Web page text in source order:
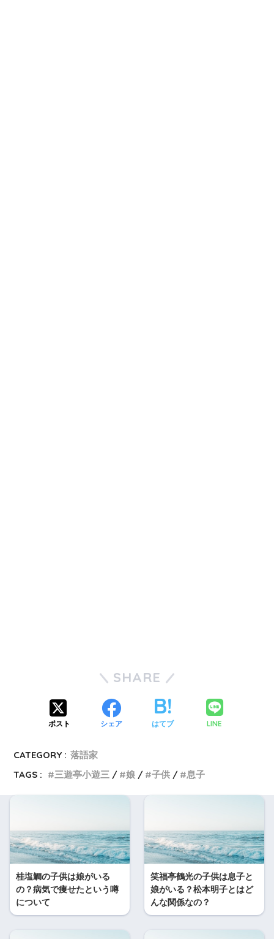
SHARE
ポスト シェア はてブ LINE
CATEGORY : 落語家
TAGS :
三遊亭小遊三 娘 子供 息子
桂塩鯛の子供は娘がいる
の？病気で痩せたという噂
について
笑福亭鶴光の子供は息子と
娘がいる？松本明子とはど
んな関係なの？